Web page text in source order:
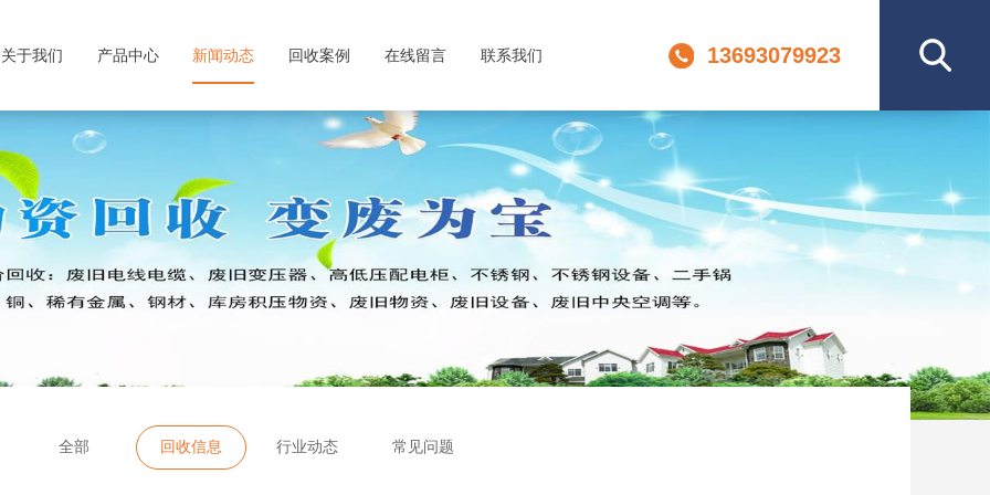
关于我们 产品中心 新闻动态 回收案例 在线留言 联系我们 13693079923
全部 回收信息 行业动态 常见问题